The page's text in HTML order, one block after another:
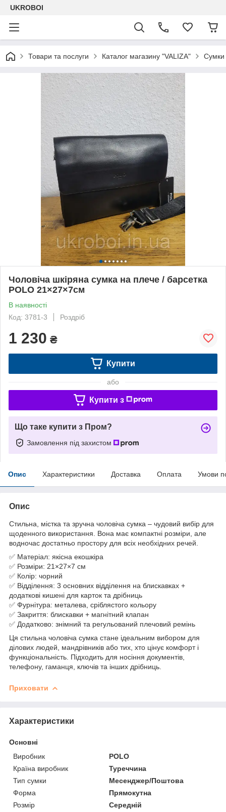
UKROBOI
Товари та послуги Каталог магазину "VALIZA" Сумки
Чоловіча шкіряна сумка на плече / барсетка
POLO 21×27×7см
В наявності
Код: 3781-3
Роздріб
1 230 ₴
Купити
або
Купити з
Що таке купити з Пром?
Замовлення під захистом
Опис Характеристики Доставка Оплата Умови
Опис
Стильна, містка та зручна чоловіча сумка – чудовий вибір для
щоденного використання. Вона має компактні розміри, але
водночас достатньо простору для всіх необхідних речей.
✅ Матеріал: якісна екошкіра
✅ Розміри: 21×27×7 см
✅ Колір: чорний
✅ Відділення: 3 основних відділення на блискавках +
додаткові кишені для карток та дрібниць
✅ Фурнітура: металева, сріблястого кольору
✅ Закриття: блискавки + магнітний клапан
✅ Додатково: знімний та регульований плечовий ремінь
Ця стильна чоловіча сумка стане ідеальним вибором для
ділових людей, мандрівників або тих, хто цінує комфорт і
функціональність. Підходить для носіння документів,
телефону, гаманця, ключів та інших дрібниць.
Приховати
Характеристики
Основні
Виробник
POLO
Країна виробник
Туреччина
Тип сумки
Месенджер/Поштова
Форма
Прямокутна
Розмір
Середній